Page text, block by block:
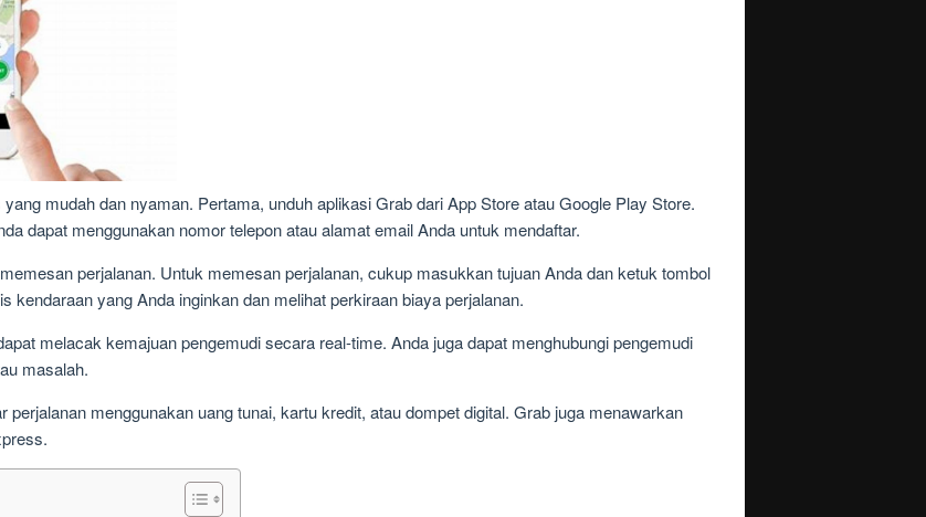
mudah dan nyaman. Pertama, unduh aplikasi Grab dari App Store atau Google Play Store.
dapat menggunakan nomor telepon atau alamat email Anda untuk mendaftar.
perjalanan. Untuk memesan perjalanan, cukup masukkan tujuan Anda dan ketuk tombol
kendaraan yang Anda inginkan dan melihat perkiraan biaya perjalanan.
melacak kemajuan pengemudi secara real-time. Anda juga dapat menghubungi pengemudi
masalah.
perjalanan menggunakan uang tunai, kartu kredit, atau dompet digital. Grab juga menawarkan